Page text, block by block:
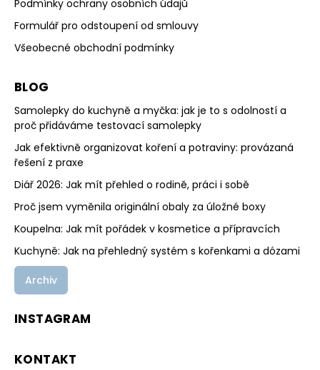
Podmínky ochrany osobních údajů
Formulář pro odstoupení od smlouvy
Všeobecné obchodní podmínky
BLOG
Samolepky do kuchyně a myčka: jak je to s odolností a
proč přidáváme testovací samolepky
Jak efektivně organizovat koření a potraviny: provázaná
řešení z praxe
Diář 2026: Jak mít přehled o rodině, práci i sobě
Proč jsem vyměnila originální obaly za úložné boxy
Koupelna: Jak mít pořádek v kosmetice a přípravcích
Kuchyně: Jak na přehledný systém s kořenkami a dózami
Archiv
INSTAGRAM
KONTAKT